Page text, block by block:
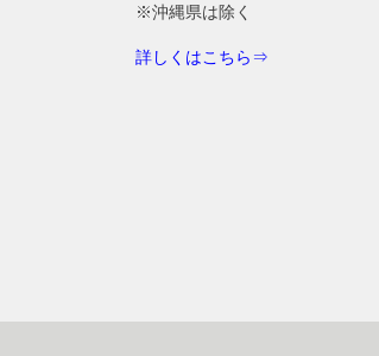
※沖縄県は除く
詳しくはこちら⇒